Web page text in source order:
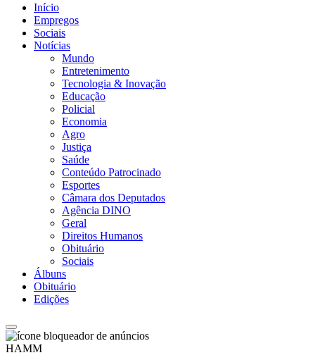
Início
Empregos
Sociais
Notícias
Mundo
Entretenimento
Tecnologia & Inovação
Educação
Policial
Economia
Agro
Justiça
Saúde
Conteúdo Patrocinado
Esportes
Câmara dos Deputados
Agência DINO
Geral
Direitos Humanos
Obituário
Sociais
Álbuns
Obituário
Edições
HAMM